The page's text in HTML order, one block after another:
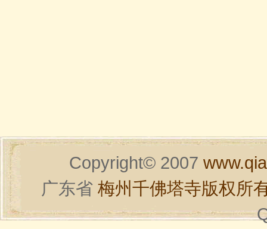
Copyright© 2007
广东省 梅州千佛塔寺版权所